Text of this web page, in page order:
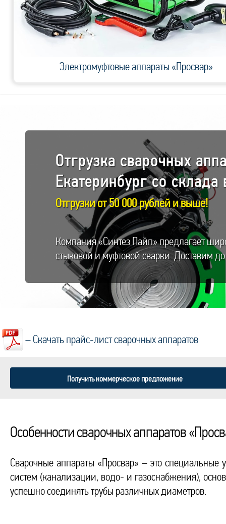
Электромуфтовые аппараты «Просвар»
Отгрузка сварочных
Екатеринбург со склада
Отгрузки от 50 000 рублей и выше!
Компания «Синтез Пайп» предлагает
стыковой и муфтовой сварки. Доставим
– Скачать прайс-лист сварочных аппаратов
Получить коммерческое предложение
Особенности сварочных аппаратов
Сварочные аппараты «Просвар» – это специальные
систем (канализации, водо- и газоснабжения),
успешно соединять трубы различных диаметров.